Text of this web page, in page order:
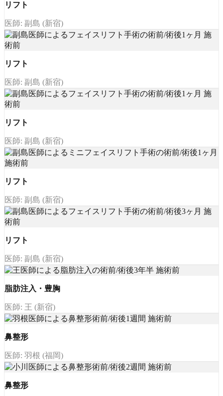
リフト
医師: 副島 (新宿)
リフト
医師: 副島 (新宿)
リフト
医師: 副島 (新宿)
リフト
医師: 副島 (新宿)
リフト
医師: 副島 (新宿)
脂肪注入・豊胸
医師: 王 (新宿)
鼻整形
医師: 羽根 (福岡)
鼻整形